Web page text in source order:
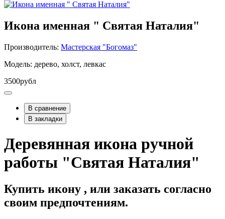
Икона именная " Святая Наталия"
Производитель: Мастерская "Богомаз"
Модель: дерево, холст, левкас
3500рубл
В сравнение
В закладки
Деревянная икона ручной
работы "Святая Наталия"
Купить икону , или заказать согласно
своим предпочтениям.